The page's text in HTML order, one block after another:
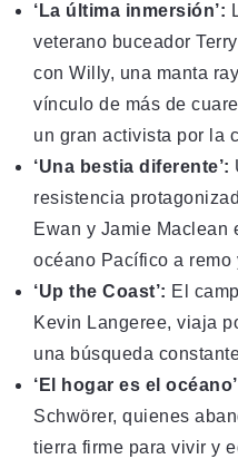
‘La última inmersión’:
veterano buceador
con Willy, una manta
vínculo de más de
un gran activista por la
‘Una bestia diferente’:
resistencia
Ewan y Jamie Maclean
océano Pacífico a remo
‘Up the Coast’: El
Kevin Langeree, viaja
una búsqueda
‘El hogar es el
Schwörer, quienes
tierra firme para vivir y